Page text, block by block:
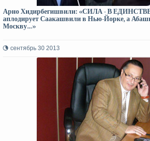
Арно Хидирбегишвили: «СИЛА - В
аплодирует Саакашвили в Нью-Йорке, а
Москву…»
сентябрь 30 2013